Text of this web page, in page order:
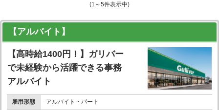
(1～5件表示中)
【アルバイト】
【高時給1400円！】ガリバー
で未経験から活躍できる事務
アルバイト
雇用形態 アルバイト・パート